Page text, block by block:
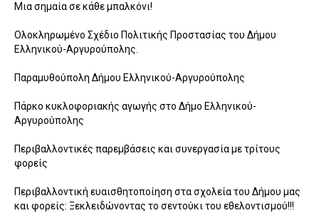
Μια σημαία σε κάθε μπαλκόνι!
Ολοκληρωμένο Σχέδιο Πολιτικής Προστασίας του Δήμου
Ελληνικού-Αργυρούπολης.
Παραμυθούπολη Δήμου Ελληνικού-Αργυρούπολης
Πάρκο κυκλοφοριακής αγωγής στο Δήμο Ελληνικού-
Αργυρούπολης
Περιβαλλοντικές παρεμβάσεις και συνεργασία με τρίτους
φορείς
Περιβαλλοντική ευαισθητοποίηση στα σχολεία του Δήμου μας
και φορείς: Ξεκλειδώνοντας το σεντούκι του εθελοντισμού!!!